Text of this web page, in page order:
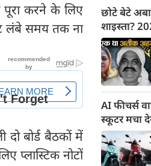
पूरा करने के लिए
लंबे समय तक ना
दो बोर्ड बैठकों में
प्लास्टिक नोटों
छोटे बेटे
शाइस्ता?
की पत्नी
AI फीचर्स
स्कूटर मचा
साल की
हैरान